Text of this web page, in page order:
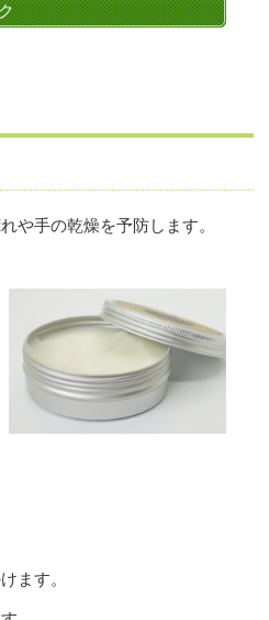
や手の乾燥を予防します。
ます。